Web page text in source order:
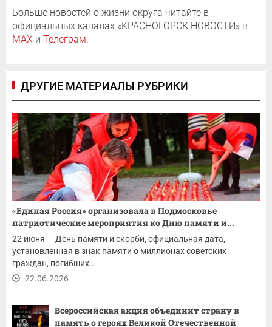
Больше новостей о жизни округа читайте в
официальных каналах «КРАСНОГОРСК.НОВОСТИ» в
MAX и Телеграм.
ДРУГИЕ МАТЕРИАЛЫ РУБРИКИ
«Единая Россия» организовала в Подмосковье
патриотические мероприятия ко Дню памяти и...
22 июня — День памяти и скорби, официальная дата,
установленная в знак памяти о миллионах советских
граждан, погибших...
22.06.2026
Всероссийская акция объединит страну в
память о героях Великой Отечественной